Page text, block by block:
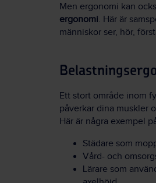
Men ergonomi kan
ergonomi. Här är
människor ser, hör,
Ett stort område inom
påverkar dina muskler
Här är några exempel
Städare som
Vård- och
Lärare som